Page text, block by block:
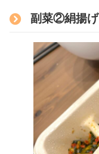
副菜②絹揚げ